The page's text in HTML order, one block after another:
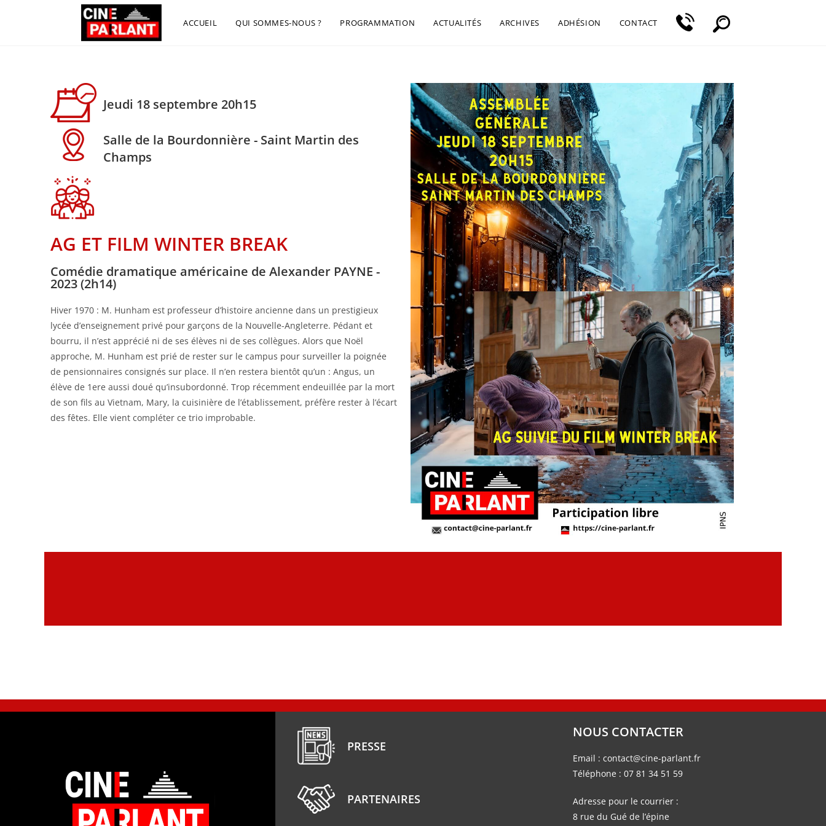
ACCUEIL QUI SOMMES-NOUS ? PROGRAMMATION ACTUALITÉS ARCHIVES ADHÉSION CONTACT
Jeudi 18 septembre 20h15
Salle de la Bourdonnière - Saint Martin des
Champs
AG ET FILM WINTER BREAK
Comédie dramatique américaine de Alexander PAYNE -
2023 (2h14)
Hiver 1970 : M. Hunham est professeur d’histoire ancienne dans un prestigieux
lycée d’enseignement privé pour garçons de la Nouvelle-Angleterre. Pédant et
bourru, il n’est apprécié ni de ses élèves ni de ses collègues. Alors que Noël
approche, M. Hunham est prié de rester sur le campus pour surveiller la poignée
de pensionnaires consignés sur place. Il n’en restera bientôt qu’un : Angus, un
élève de 1ere aussi doué qu’insubordonné. Trop récemment endeuillée par la mort
de son fils au Vietnam, Mary, la cuisinière de l’établissement, préfère rester à l’écart
des fêtes. Elle vient compléter ce trio improbable.
PRESSE
PARTENAIRES
NOUS CONTACTER
Email : contact@cine-parlant.fr
Téléphone : 07 81 34 51 59
Adresse pour le courrier :
8 rue du Gué de l’épine